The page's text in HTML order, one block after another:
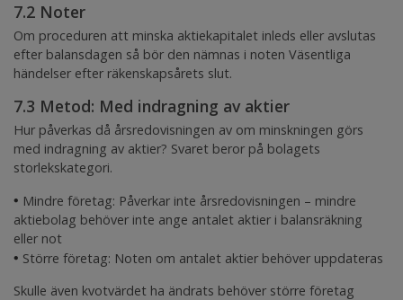
7.2 Noter
Om proceduren att minska aktiekapitalet inleds eller avslutas
efter balansdagen så bör den nämnas i noten Väsentliga
händelser efter räkenskapsårets slut.
7.3 Metod: Med indragning av aktier
Hur påverkas då årsredovisningen av om minskningen görs
med indragning av aktier? Svaret beror på bolagets
storlekskategori.
• Mindre företag: Påverkar inte årsredovisningen – mindre
aktiebolag behöver inte ange antalet aktier i balansräkning
eller not
• Större företag: Noten om antalet aktier behöver uppdateras
Skulle även kvotvärdet ha ändrats behöver större företag